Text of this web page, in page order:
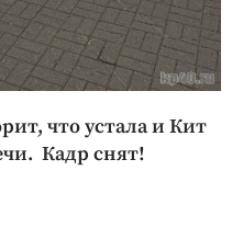
что устала и Кит
Кадр снят!